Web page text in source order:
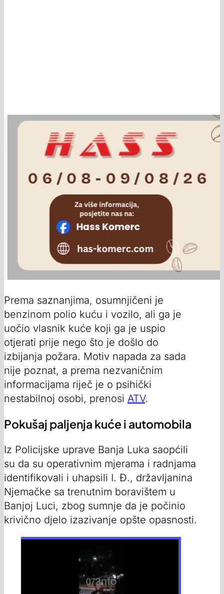
Prema saznanjima, osumnjičeni je
benzinom polio kuću i vozilo, ali ga je
uočio vlasnik kuće koji ga je uspio
otjerati prije nego što je došlo do
izbijanja požara. Motiv napada za sada
nije poznat, a prema nezvaničnim
informacijama riječ je o psihički
nestabilnoj osobi, prenosi ATV.
Pokušaj paljenja kuće i automobila
Iz Policijske uprave Banja Luka saopćili
su da su operativnim mjerama i radnjama
identifikovali i uhapsili I. Đ., državljanina
Njemačke sa trenutnim boravištem u
Banjoj Luci, zbog sumnje da je počinio
krivično djelo izazivanje opšte opasnosti.